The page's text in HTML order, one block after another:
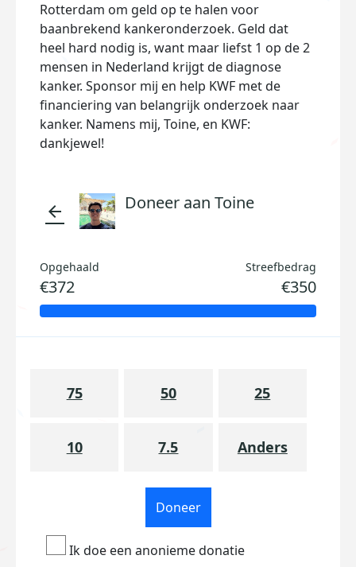
Rotterdam om geld op te halen voor
baanbrekend kankeronderzoek. Geld dat
heel hard nodig is, want maar liefst 1 op de 2
mensen in Nederland krijgt de diagnose
kanker. Sponsor mij en help KWF met de
financiering van belangrijk onderzoek naar
kanker. Namens mij, Toine, en KWF:
dankjewel!
arrow_back Doneer aan Toine
Opgehaald
€372
Streefbedrag
€350
75 50 25
10 7.5 Anders
Doneer
Ik doe een anonieme donatie